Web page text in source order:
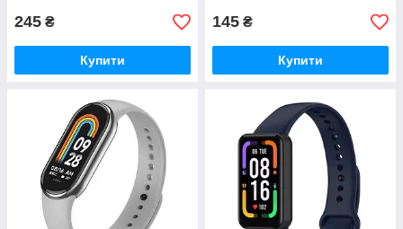
245 ₴
Купити
145 ₴
Купити